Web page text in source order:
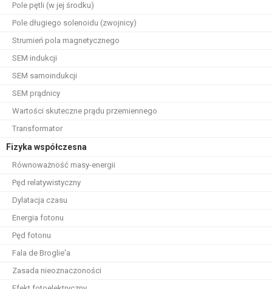
Pole pętli (w jej środku)
Pole długiego solenoidu (zwojnicy)
Strumień pola magnetycznego
SEM indukcji
SEM samoindukcji
SEM prądnicy
Wartości skuteczne prądu przemiennego
Transformator
Fizyka współczesna
Równoważność masy-energii
Pęd relatywistyczny
Dylatacja czasu
Energia fotonu
Pęd fotonu
Fala de Broglie'a
Zasada nieoznaczoności